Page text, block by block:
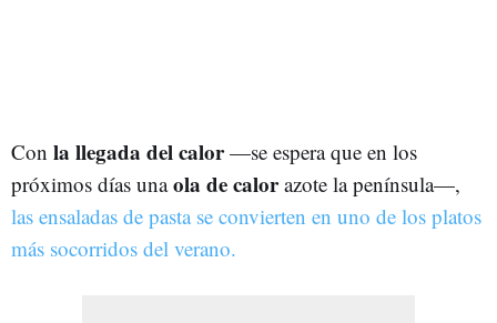
Con la llegada del calor—se espera que en los
próximos días unaola de calorazote la península—,
las ensaladas de pasta se convierten en uno de los platos
más socorridos del verano.